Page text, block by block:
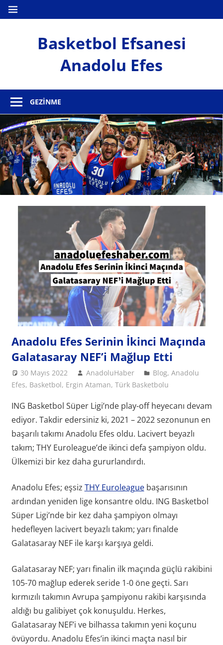
İçeriğe
geç MENÜ
Basketbol Efsanesi
Anadolu Efes
Efes
Sitesi
GEZINME
Anadolu Efes Serinin İkinci Maçında
Galatasaray NEF’i Mağlup Etti
30 Mayıs 2022 AnadoluHaber Blog,Anadolu
Efes, Basketbol, Ergin Ataman, Türk Basketbolu
ING Basketbol Süper Ligi’nde play-off heyecanı devam
ediyor. Takdir edersiniz ki, 2021 – 2022 sezonunun en
başarılı takımı Anadolu Efes oldu. Lacivert beyazlı
takım; THY Euroleague’de ikinci defa şampiyon oldu.
Ülkemizi bir kez daha gururlandırdı.
Anadolu Efes; eşsiz THY Euroleaguebaşarısının
ardından yeniden lige konsantre oldu. ING Basketbol
Süper Ligi’nde bir kez daha şampiyon olmayı
hedefleyen lacivert beyazlı takım; yarı finalde
Galatasaray NEF ile karşı karşıya geldi.
Galatasaray NEF; yarı finalin ilk maçında güçlü rakibini
105-70 mağlup ederek seride 1-0 öne geçti. Sarı
kırmızılı takımın Avrupa şampiyonu rakibi karşısında
aldığı bu galibiyet çok konuşuldu. Herkes,
Galatasaray NEF’i ve bilhassa takımın yeni koçunu
övüyordu. Anadolu Efes’in ikinci maçta nasıl bir